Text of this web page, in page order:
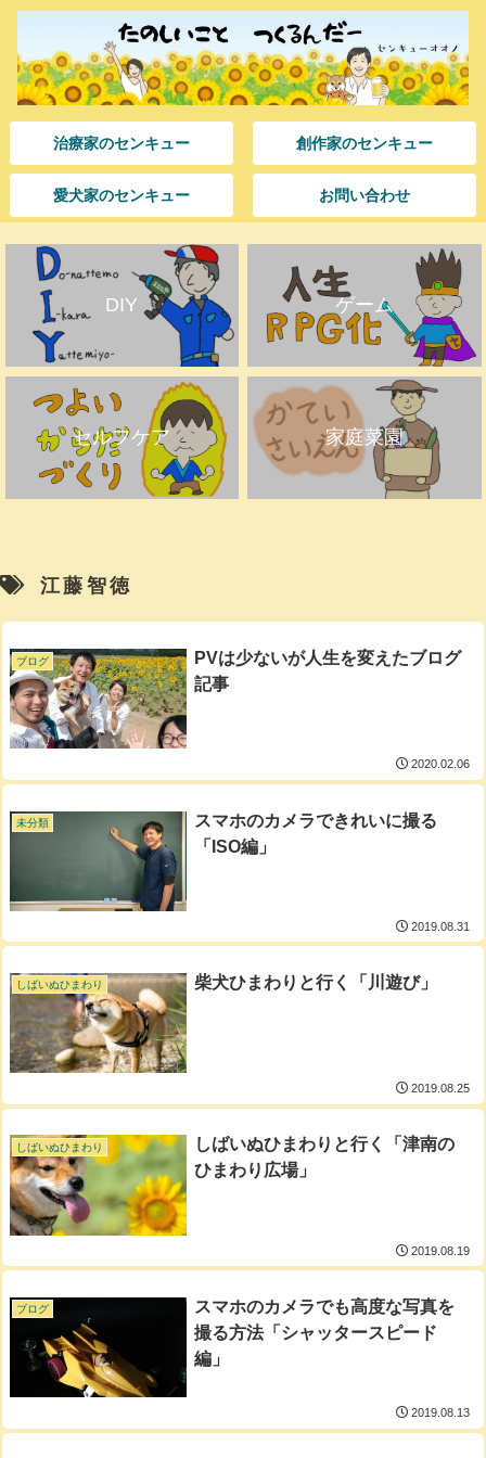
治療家のセンキュー 創作家のセンキュー
愛犬家のセンキュー お問い合わせ
DIY ゲーム
セルフケア 家庭菜園
江藤智徳
ブログ
PVは少ないが人生を変えたブログ
記事
2020.02.06
未分類
スマホのカメラできれいに撮る
「ISO編」
2019.08.31
しばいぬひまわり 柴犬ひまわりと行く「川遊び」
2019.08.25
しばいぬひまわり
しばいぬひまわりと行く「津南の
ひまわり広場」
2019.08.19
ブログ
スマホのカメラでも高度な写真を
撮る方法「シャッタースピード
編」
2019.08.13